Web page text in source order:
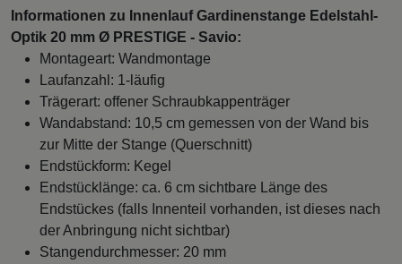
Informationen zu Innenlauf Gardinenstange Edelstahl-
Optik 20 mm Ø PRESTIGE - Savio:
Montageart: Wandmontage
Laufanzahl: 1-läufig
Trägerart: offener Schraubkappenträger
Wandabstand: 10,5 cm gemessen von der Wand bis
zur Mitte der Stange (Querschnitt)
Endstückform: Kegel
Endstücklänge: ca. 6 cm sichtbare Länge des
Endstückes (falls Innenteil vorhanden, ist dieses nach
der Anbringung nicht sichtbar)
Stangendurchmesser: 20 mm